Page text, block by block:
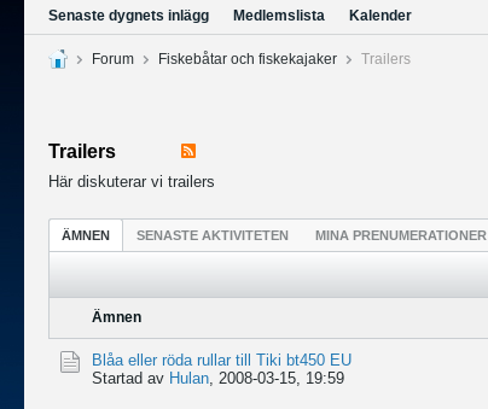
Senaste dygnets inlägg Medlemslista Kalender
Forum Fiskebåtar och fiskekajaker Trailers
Trailers
Här diskuterar vi trailers
ÄMNEN SENASTE AKTIVITETEN MINA PRENUMERATIONER
Ämnen
Blåa eller röda rullar till Tiki bt450 EU
Startad av Hulan, 2008-03-15, 19:59